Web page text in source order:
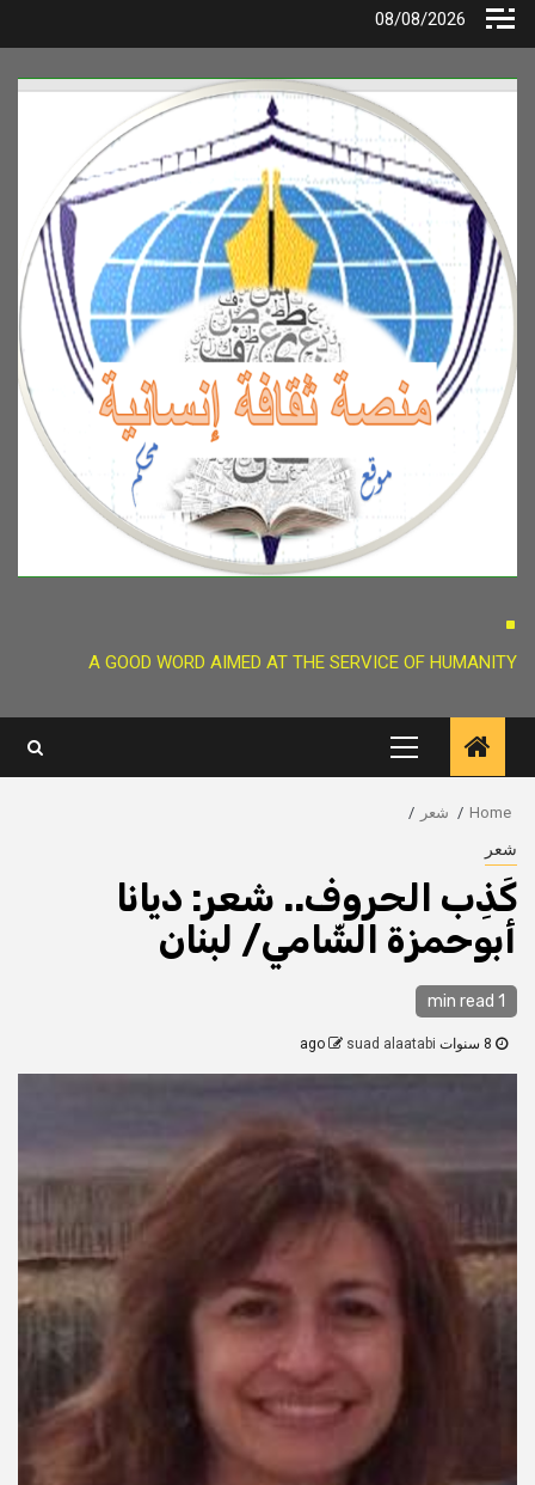
Skip
08/08/2026
.
A GOOD WORD AIMED AT THE SERVICE OF HUMANITY
Primary
Menu
Home شعر
شعر
كَذِب الحروف.. شعر: ديانا
أبوحمزة الشّامي/ لبنان
1 min read
suad alaatabi